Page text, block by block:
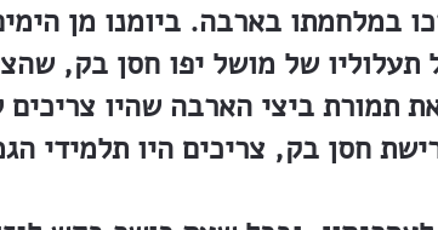
תעלוליו של מושל יפו חסן בק,
תמורת ביצי הארבה שהיו